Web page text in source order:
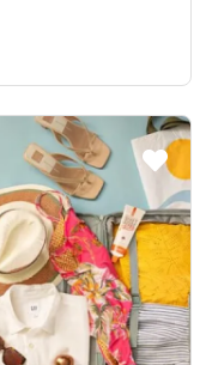
avion
le temps sur
?
moitié, et les moins de
– Le Caire avec
le Caire
découvrir les deux
Caire en toute